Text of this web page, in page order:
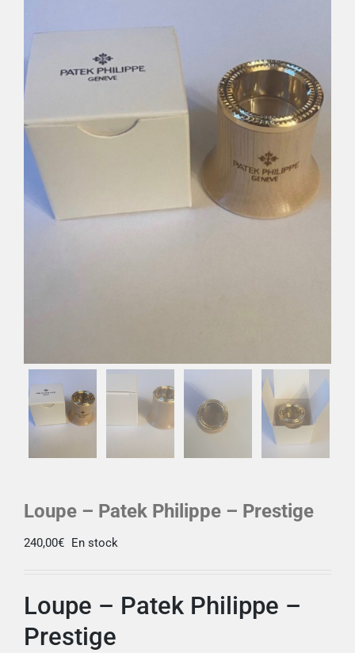
Pub
Livres & BD
Jeux & Jouets
Loupe – Patek Philippe – Prestige
240,00€ En stock
Loupe – Patek Philippe –
Prestige